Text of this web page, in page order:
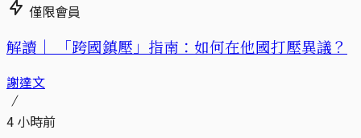
僅限會員
解讀｜ 「跨國鎮壓」指南：如何在他國打壓異議？
謝達文
4 小時前